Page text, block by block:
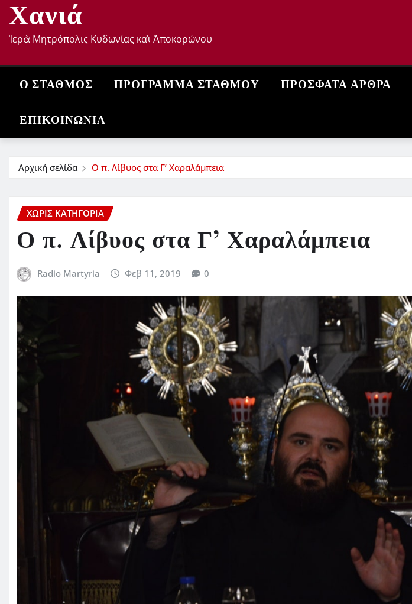
Χανιά
Ἱερὰ Μητρόπολις Κυδωνίας καὶ Ἀποκορώνου
Ο ΣΤΑΘΜΌΣ ΠΡΌΓΡΑΜΜΑ ΣΤΑΘΜΟΎ ΠΡΌΣΦΑΤΑ ΆΡΘΡΑ
ΕΠΙΚΟΙΝΩΝΊΑ
Αρχική σελίδα Ο π. Λίβυος στα Γ’ Χαραλάμπεια
ΧΩΡΊΣ ΚΑΤΗΓΟΡΊΑ
Ο π. Λίβυος στα Γ’ Χαραλάμπεια
Radio Martyria Φεβ 11, 2019 0